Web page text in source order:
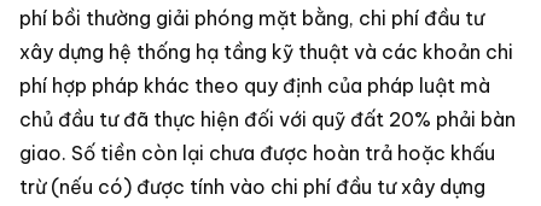
phí bồi thường giải phóng mặt bằng, chi phí đầu tư
xây dựng hệ thống hạ tầng kỹ thuật và các khoản chi
phí hợp pháp khác theo quy định của pháp luật mà
chủ đầu tư đã thực hiện đối với quỹ đất 20% phải bàn
giao. Số tiền còn lại chưa được hoàn trả hoặc khấu
trừ (nếu có) được tính vào chi phí đầu tư xây dựng